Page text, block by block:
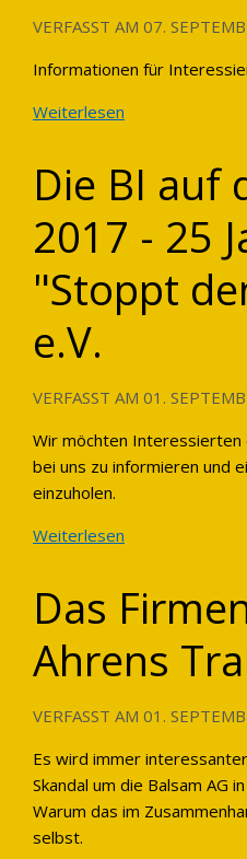
VERFASST AM 07.
Informationen für
Weiterlesen
Die BI auf
2017 - 25
"Stoppt
e.V.
VERFASST AM 01.
Wir möchten Interessierten
bei uns zu informieren und
einzuholen.
Weiterlesen
Das
Ahrens
VERFASST AM 01.
Es wird immer
Skandal um die Balsam AG
Warum das im
selbst.